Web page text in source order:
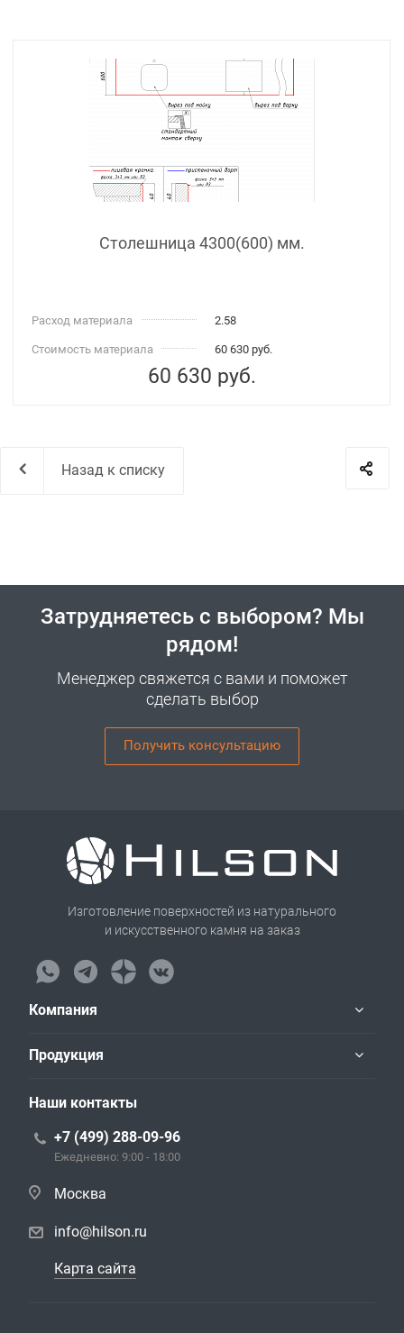
Столешница 4300(600) мм.
Расход материала 2.58
Стоимость материала 60 630 руб.
60 630 руб.
Назад к списку
Затрудняетесь с выбором? Мы
рядом!
Менеджер свяжется с вами и поможет
сделать выбор
Получить консультацию
Изготовление поверхностей из натурального
и искусственного камня на заказ
Компания
Продукция
Наши контакты
+7 (499) 288-09-96
Ежедневно: 9:00 - 18:00
Москва
info@hilson.ru
Карта сайта